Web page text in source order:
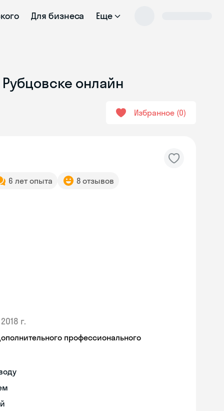
Для бизнеса Еще
онлайн
Избранное 0
6 лет опыта 8 отзывов
2018 г.
профессионального